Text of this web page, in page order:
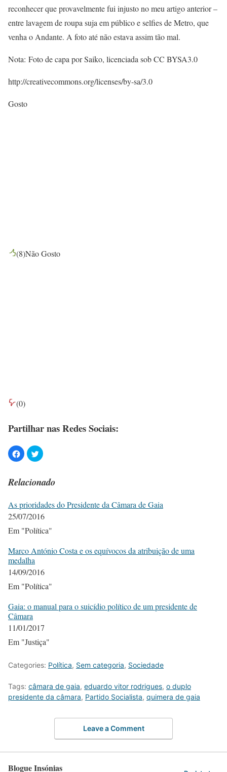
reconhecer que provavelmente fui injusto no meu artigo anterior –
entre lavagem de roupa suja em público e selfies de Metro, que
venha o Andante. A foto até não estava assim tão mal.
Nota: Foto de capa por Saiko, licenciada sob CC BYSA3.0
http://creativecommons.org/licenses/by-sa/3.0
Gosto
(8)Não Gosto
(0)
Partilhar nas Redes Sociais:
Relacionado
As prioridades do Presidente da Câmara de Gaia
25/07/2016
Em "Política"
Marco António Costa e os equívocos da atribuição de uma
medalha
14/09/2016
Em "Política"
Gaia: o manual para o suicídio político de um presidente de
Câmara
11/01/2017
Em "Justiça"
Categories: Política, Sem categoria, Sociedade
Tags: câmara de gaia, eduardo vitor rodrigues, o duplo
presidente da câmara, Partido Socialista, quimera de gaia
Leave a Comment
Blogue Insónias